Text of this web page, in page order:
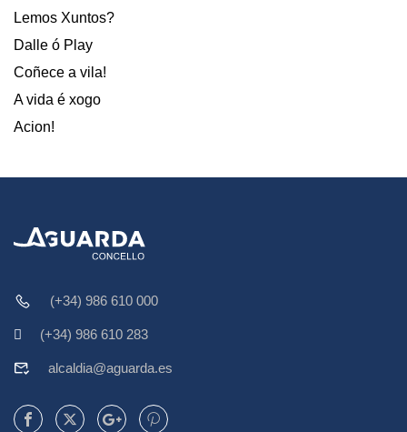
Lemos Xuntos?
Dalle ó Play
Coñece a vila!
A vida é xogo
Acion!
(+34) 986 610 000
(+34) 986 610 283
alcaldia@aguarda.es